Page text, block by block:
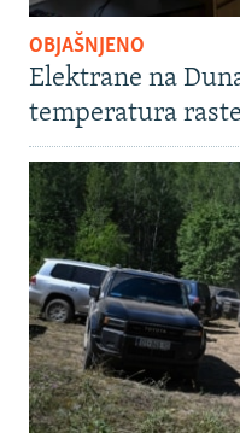
OBJAŠNJENO
Elektrane na
temperatura raste